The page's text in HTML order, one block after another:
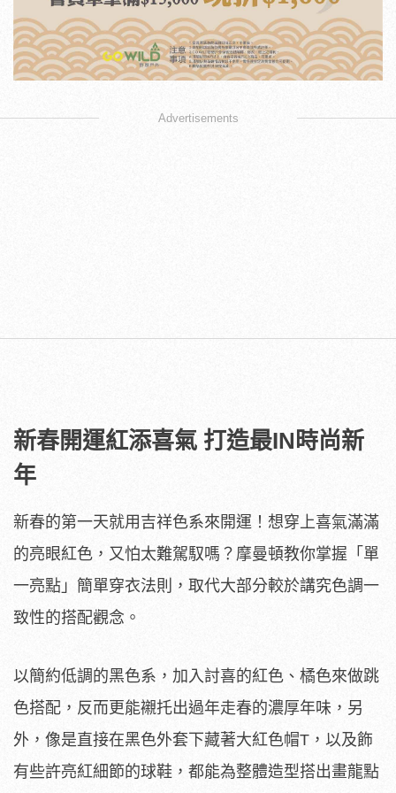
Advertisements
新春開運紅添喜氣 打造最IN時尚新
年
新春的第一天就用吉祥色系來開運！想穿上喜氣滿滿
的亮眼紅色，又怕太難駕馭嗎？摩曼頓教你掌握「單
一亮點」簡單穿衣法則，取代大部分較於講究色調一
致性的搭配觀念。
以簡約低調的黑色系，加入討喜的紅色、橘色來做跳
色搭配，反而更能襯托出過年走春的濃厚年味，另
外，像是直接在黑色外套下藏著大紅色帽T，以及飾
有些許亮紅細節的球鞋，都能為整體造型搭出畫龍點